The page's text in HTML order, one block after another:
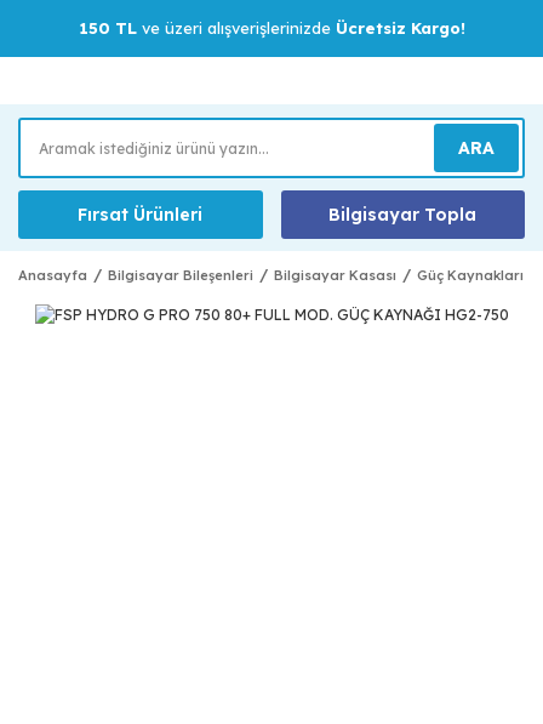
150 TLve üzeri alışverişlerinizde Ücretsiz Kargo!
ARA
Fırsat Ürünleri Bilgisayar Topla
Anasayfa Bilgisayar Bileşenleri Bilgisayar Kasası Güç Kaynakları